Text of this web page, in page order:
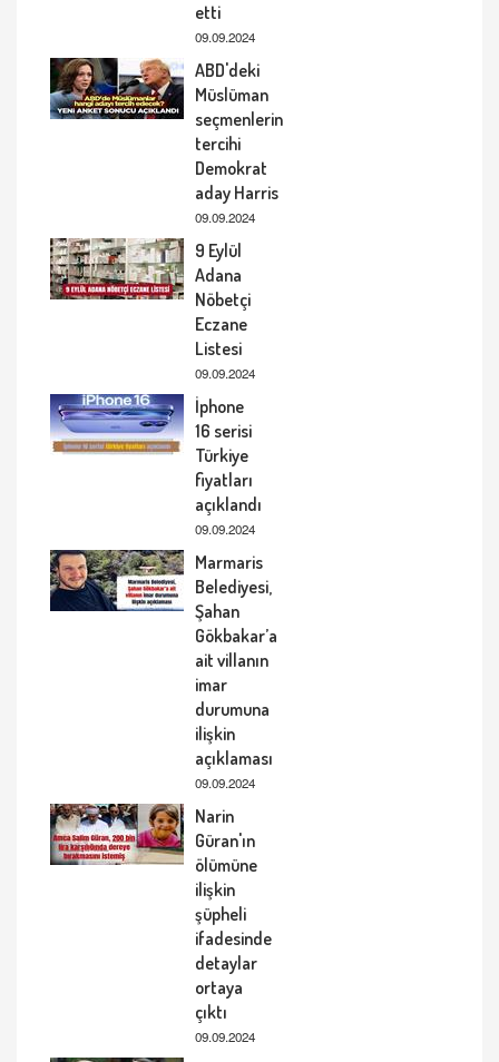
etti
09.09.2024
ABD'deki
Müslüman
seçmenlerin
tercihi
Demokrat
aday Harris
09.09.2024
9 Eylül
Adana
Nöbetçi
Eczane
Listesi
09.09.2024
İphone
16 serisi
Türkiye
fiyatları
açıklandı
09.09.2024
Marmaris
Belediyesi,
Şahan
Gökbakar’a
ait villanın
imar
durumuna
ilişkin
açıklaması
09.09.2024
Narin
Güran'ın
ölümüne
ilişkin
şüpheli
ifadesinde
detaylar
ortaya
çıktı
09.09.2024